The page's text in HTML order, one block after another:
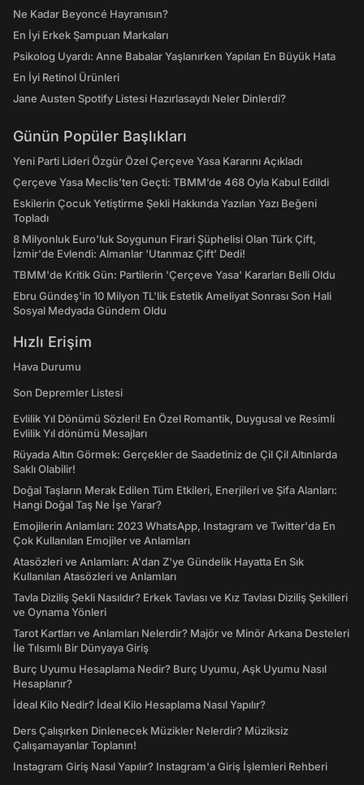
Ne Kadar Beyoncé Hayranısın?
En İyi Erkek Şampuan Markaları
Psikolog Uyardı: Anne Babalar Yaşlanırken Yapılan En Büyük Hata
En İyi Retinol Ürünleri
Jane Austen Spotify Listesi Hazırlasaydı Neler Dinlerdi?
Günün Popüler Başlıkları
Yeni Parti Lideri Özgür Özel Çerçeve Yasa Kararını Açıkladı
Çerçeve Yasa Meclis’ten Geçti: TBMM’de 468 Oyla Kabul Edildi
Eskilerin Çocuk Yetiştirme Şekli Hakkında Yazılan Yazı Beğeni
Topladı
8 Milyonluk Euro'luk Soygunun Firari Şüphelisi Olan Türk Çift,
İzmir'de Evlendi: Almanlar 'Utanmaz Çift' Dedi!
TBMM'de Kritik Gün: Partilerin 'Çerçeve Yasa' Kararları Belli Oldu
Ebru Gündeş'in 10 Milyon TL'lik Estetik Ameliyat Sonrası Son Hali
Sosyal Medyada Gündem Oldu
Hızlı Erişim
Hava Durumu
Son Depremler Listesi
Evlilik Yıl Dönümü Sözleri! En Özel Romantik, Duygusal ve Resimli
Evlilik Yıl dönümü Mesajları
Rüyada Altın Görmek: Gerçekler de Saadetiniz de Çil Çil Altınlarda
Saklı Olabilir!
Doğal Taşların Merak Edilen Tüm Etkileri, Enerjileri ve Şifa Alanları:
Hangi Doğal Taş Ne İşe Yarar?
Emojilerin Anlamları: 2023 WhatsApp, Instagram ve Twitter'da En
Çok Kullanılan Emojiler ve Anlamları
Atasözleri ve Anlamları: A'dan Z'ye Gündelik Hayatta En Sık
Kullanılan Atasözleri ve Anlamları
Tavla Diziliş Şekli Nasıldır? Erkek Tavlası ve Kız Tavlası Diziliş Şekilleri
ve Oynama Yönleri
Tarot Kartları ve Anlamları Nelerdir? Majör ve Minör Arkana Desteleri
İle Tılsımlı Bir Dünyaya Giriş
Burç Uyumu Hesaplama Nedir? Burç Uyumu, Aşk Uyumu Nasıl
Hesaplanır?
İdeal Kilo Nedir? İdeal Kilo Hesaplama Nasıl Yapılır?
Ders Çalışırken Dinlenecek Müzikler Nelerdir? Müziksiz
Çalışamayanlar Toplanın!
Instagram Giriş Nasıl Yapılır? Instagram'a Giriş İşlemleri Rehberi